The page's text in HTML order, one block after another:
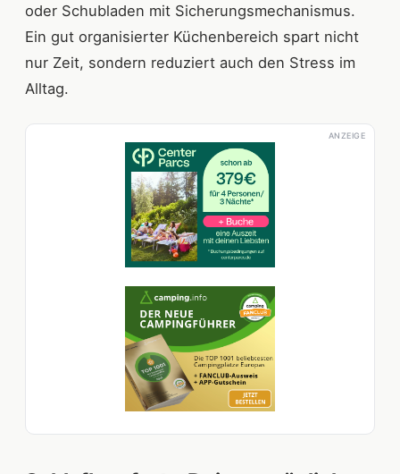
oder Schubladen mit Sicherungsmechanismus.
Ein gut organisierter Küchenbereich spart nicht
nur Zeit, sondern reduziert auch den Stress im
Alltag.
ANZEIGE